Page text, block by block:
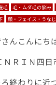
毛 毛・ムダ毛の悩み
顔・フェイス・うな
んこんにち
ＮＲＩＮ四日
終わりに近